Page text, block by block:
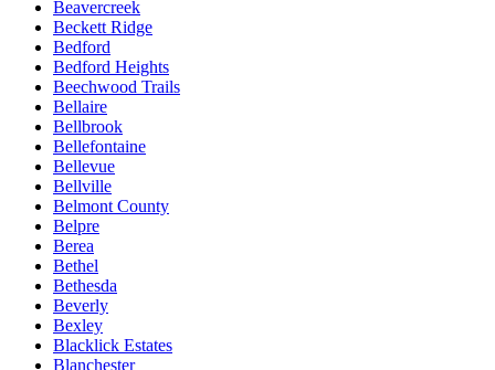
Beavercreek
Beckett Ridge
Bedford
Bedford Heights
Beechwood Trails
Bellaire
Bellbrook
Bellefontaine
Bellevue
Bellville
Belmont County
Belpre
Berea
Bethel
Bethesda
Beverly
Bexley
Blacklick Estates
Blanchester